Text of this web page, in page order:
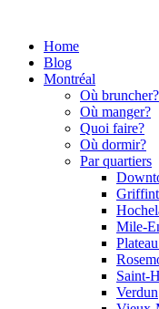
Home
Blog
Montréal
Où bruncher?
Où manger?
Quoi faire?
Où dormir?
Par quartiers
Mile-
Saint-
Verdun